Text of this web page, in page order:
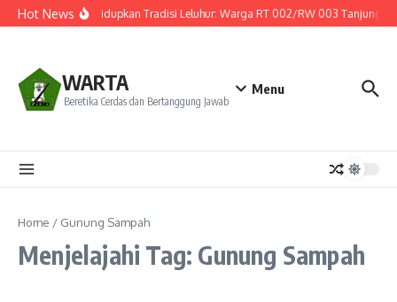
Lewati ke konten
Hot NewsMenghidupkan Tradisi Leluhur: Warga RT 002/RW 003 Tanjung
WARTA
Beretika Cerdas dan Bertanggung Jawab
Menu
Home / Gunung Sampah
Menjelajahi Tag: Gunung Sampah